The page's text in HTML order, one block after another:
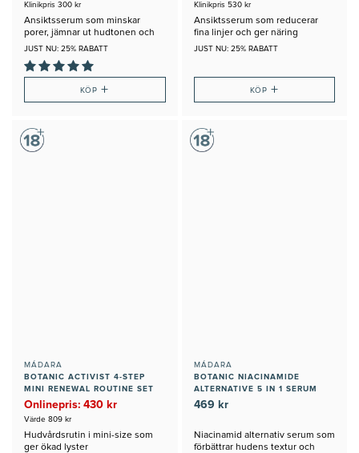
Klinikpris 300 kr
Ansiktsserum som minskar
porer, jämnar ut hudtonen och
hudtexturen
JUST NU: 25% RABATT
KÖP+
Klinikpris 530 kr
Ansiktsserum som reducerar
fina linjer och ger näring
JUST NU: 25% RABATT
KÖP +
MÁDARA
BOTANIC ACTIVIST 4-STEP
MINI RENEWAL ROUTINE SET
Onlinepris: 430 kr
Värde 809 kr
Hudvårdsrutin i mini-size som
ger ökad lyster
MÁDARA
BOTANIC NIACINAMIDE
ALTERNATIVE 5 IN 1 SERUM
469 kr
Niacinamid alternativ serum som
förbättrar hudens textur och